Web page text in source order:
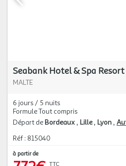
Seabank Hotel & Spa
MALTE
6 jours / 5 nuits
Formule Tout compris
Départ de Bordeaux Lille Lyon
Réf : 815040
à partir de
TTC